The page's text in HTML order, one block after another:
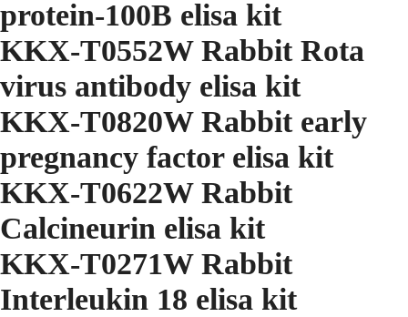
protein-100B elisa kit
KKX-T0552W Rabbit Rota
virus antibody elisa kit
KKX-T0820W Rabbit early
pregnancy factor elisa kit
KKX-T0622W Rabbit
Calcineurin elisa kit
KKX-T0271W Rabbit
Interleukin 18 elisa kit